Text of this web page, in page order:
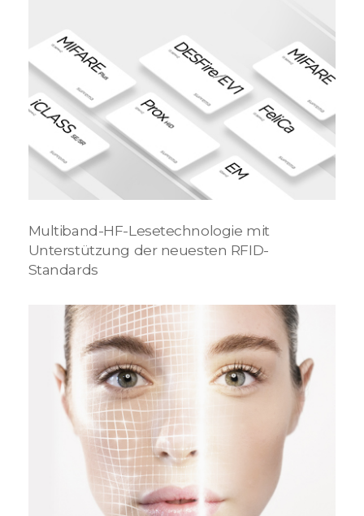
Multiband-HF-Lesetechnologie mit
Unterstützung der neuesten RFID-
Standards